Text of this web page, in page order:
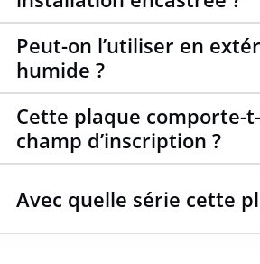
Peut-on l’utiliser en
humide ?
Cette plaque comporte-
champ d’inscription ?
Avec quelle série cette